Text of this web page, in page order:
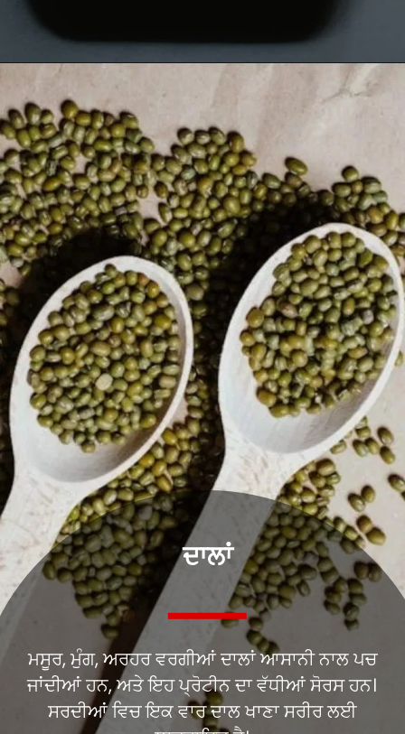
ਮਸੂਰ, ਮੁੰਗ, ਅਰਹਰ ਵਰਗੀਆਂ ਦਾਲਾਂ ਆਸਾਨੀ ਨਾਲ ਪਚ
ਜਾਂਦੀਆਂ ਹਨ, ਅਤੇ ਇਹ ਪ੍ਰੋਟੀਨ ਦਾ ਵੱਧੀਆਂ ਸੋਰਸ ਹਨ।
ਸਰਦੀਆਂ ਵਿਚ ਇਕ ਵਾਰ ਦਾਲ ਖਾਣਾ ਸਰੀਰ ਲਈ
ਦਾਲਾਂ